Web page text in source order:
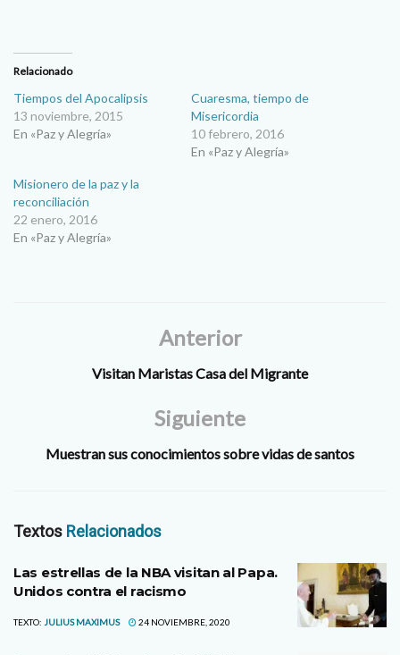
Relacionado
Tiempos del Apocalipsis
13 noviembre, 2015
En «Paz y Alegría»
Cuaresma, tiempo de
Misericordia
10 febrero, 2016
En «Paz y Alegría»
Misionero de la paz y la
reconciliación
22 enero, 2016
En «Paz y Alegría»
Anterior
Visitan Maristas Casa del Migrante
Siguiente
Muestran sus conocimientos sobre vidas de santos
Textos Relacionados
Las estrellas de la NBA visitan al Papa.
Unidos contra el racismo
TEXTO: JULIUS MAXIMUS 24 NOVIEMBRE, 2020